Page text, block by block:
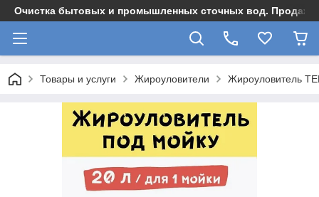
Очистка бытовых и промышленных сточных вод.
Товары и услуги Жироуловители Жироуловитель